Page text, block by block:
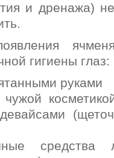
и дренажа)
гигиены глаз:
руками
чужой
средства